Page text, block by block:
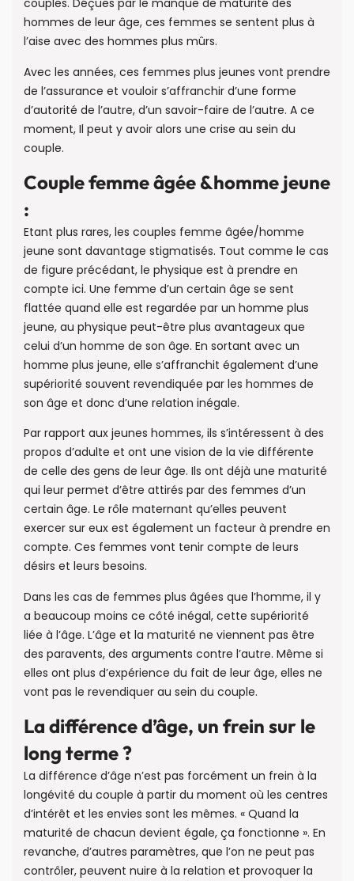
couples. Déçues par le manque de maturité des
hommes de leur âge, ces femmes se sentent plus à
l’aise avec des hommes plus mûrs.
Avec les années, ces femmes plus jeunes vont prendre
de l’assurance et vouloir s’affranchir d’une forme
d’autorité de l’autre, d’un savoir-faire de l’autre. A ce
moment, Il peut y avoir alors une crise au sein du
couple.
Couple femme âgée &homme jeune
:
Etant plus rares, les couples femme âgée/homme
jeune sont davantage stigmatisés. Tout comme le cas
de figure précédant, le physique est à prendre en
compte ici. Une femme d’un certain âge se sent
flattée quand elle est regardée par un homme plus
jeune, au physique peut-être plus avantageux que
celui d’un homme de son âge. En sortant avec un
homme plus jeune, elle s’affranchit également d’une
supériorité souvent revendiquée par les hommes de
son âge et donc d’une relation inégale.
Par rapport aux jeunes hommes, ils s’intéressent à des
propos d’adulte et ont une vision de la vie différente
de celle des gens de leur âge. Ils ont déjà une maturité
qui leur permet d’être attirés par des femmes d’un
certain âge. Le rôle maternant qu’elles peuvent
exercer sur eux est également un facteur à prendre en
compte. Ces femmes vont tenir compte de leurs
désirs et leurs besoins.
Dans les cas de femmes plus âgées que l’homme, il y
a beaucoup moins ce côté inégal, cette supériorité
liée à l’âge. L’âge et la maturité ne viennent pas être
des paravents, des arguments contre l’autre. Même si
elles ont plus d’expérience du fait de leur âge, elles ne
vont pas le revendiquer au sein du couple.
La différence d’âge, un frein sur le
long terme ?
La différence d’âge n’est pas forcément un frein à la
longévité du couple à partir du moment où les centres
d’intérêt et les envies sont les mêmes. « Quand la
maturité de chacun devient égale, ça fonctionne ». En
revanche, d’autres paramètres, que l’on ne peut pas
contrôler, peuvent nuire à la relation et provoquer la